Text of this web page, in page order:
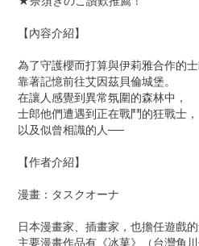
【內容介紹】
為了守護櫻而打算與伊莉雅合作的士
靠著記憶前往艾因茲貝倫城堡。
在讓人感覺到異常氛圍的森林中，
士郎他們遭遇到正在戰鬥的狂戰士，
以及似曾相識的人──
【作者介紹】
漫畫：タスクオーナ
日本漫畫家、插畫家，也擔任遊戲的
主要漫畫作品有《冰菓》（台灣角川